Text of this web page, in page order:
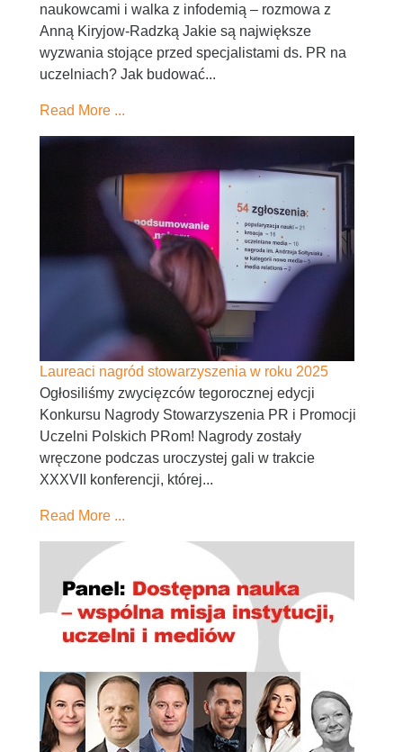
naukowcami i walka z infodemią – rozmowa z
Anną Kiryjow-Radzką Jakie są największe
wyzwania stojące przed specjalistami ds. PR na
uczelniach? Jak budować...
Read More ...
Laureaci nagród stowarzyszenia w roku 2025
Ogłosiliśmy zwycięzców tegorocznej edycji
Konkursu Nagrody Stowarzyszenia PR i Promocji
Uczelni Polskich PRom! Nagrody zostały
wręczone podczas uroczystej gali w trakcie
XXXVII konferencji, której...
Read More ...